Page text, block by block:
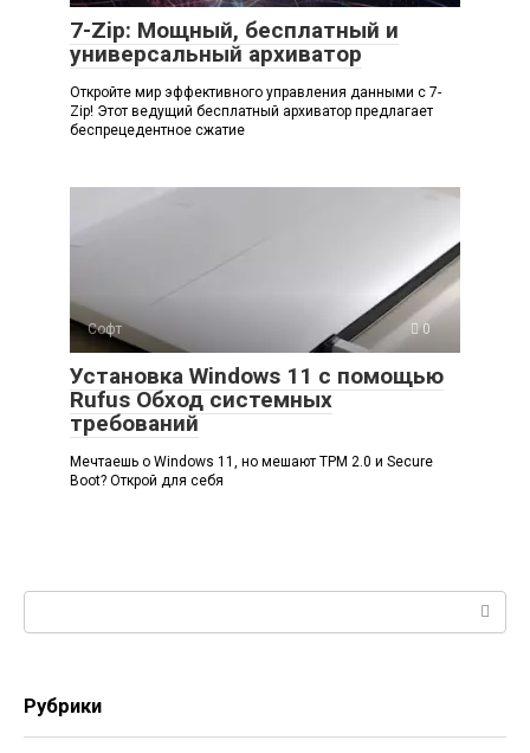
7-Zip: Мощный, бесплатный и
универсальный архиватор
Откройте мир эффективного управления данными с 7-
Zip! Этот ведущий бесплатный архиватор предлагает
беспрецедентное сжатие
Софт 0
Установка Windows 11 с помощью
Rufus Обход системных
требований
Мечтаешь о Windows 11, но мешают TPM 2.0 и Secure
Boot? Открой для себя
Рубрики